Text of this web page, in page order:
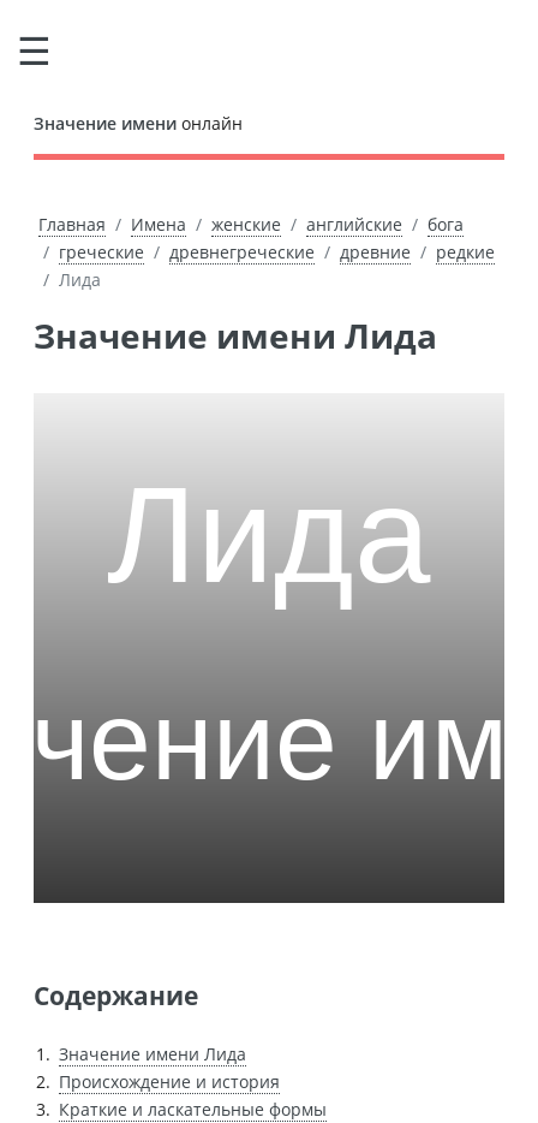
Значение имени онлайн
Главная Имена женские английские
бога
греческие
древнегреческие древние
редкие
Лида
Значение имени Лида
Содержание
Значение имени Лида
Происхождение и история
Краткие и ласкательные формы